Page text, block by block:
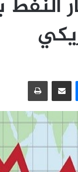
ماسنجر مشاركة عبر البريد طباعة